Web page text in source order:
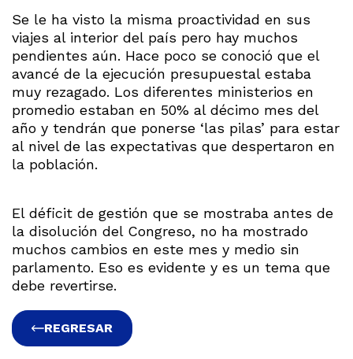
Se le ha visto la misma proactividad en sus
viajes al interior del país pero hay muchos
pendientes aún. Hace poco se conoció que el
avancé de la ejecución presupuestal estaba
muy rezagado. Los diferentes ministerios en
promedio estaban en 50% al décimo mes del
año y tendrán que ponerse ‘las pilas’ para estar
al nivel de las expectativas que despertaron en
la población.
El déficit de gestión que se mostraba antes de
la disolución del Congreso, no ha mostrado
muchos cambios en este mes y medio sin
parlamento. Eso es evidente y es un tema que
debe revertirse.
REGRESAR